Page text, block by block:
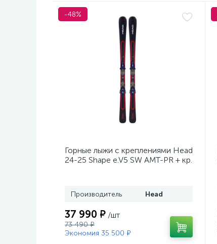
-48%
Горные лыжи с креплениями Head
24-25 Shape e.V5 SW AMT-PR + кр.
Производитель Head
37 990 ₽ /шт
73 490 ₽
Экономия 35 500 ₽